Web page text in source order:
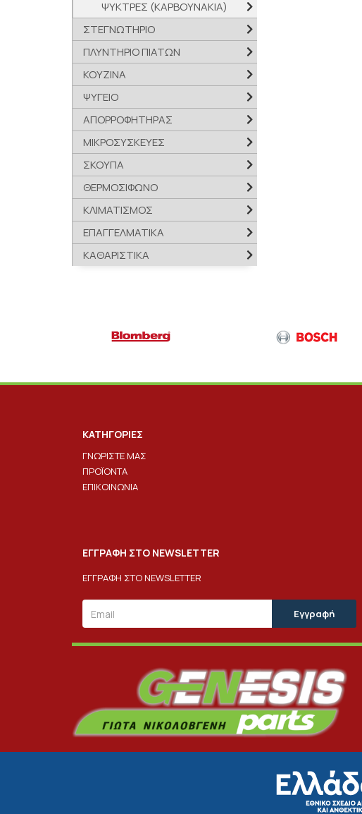
ΨΥΚΤΡΕΣ (ΚΑΡΒΟΥΝΑΚΙΑ)
ΣΤΕΓΝΩΤΗΡΙΟ
ΠΛΥΝΤΗΡΙΟ ΠΙΑΤΩΝ
ΚΟΥΖΙΝΑ
ΨΥΓΕΙΟ
ΑΠΟΡΡΟΦΗΤΗΡΑΣ
ΜΙΚΡΟΣΥΣΚΕΥΕΣ
ΣΚΟΥΠΑ
ΘΕΡΜΟΣΙΦΩΝΟ
ΚΛΙΜΑΤΙΣΜΟΣ
ΕΠΑΓΓΕΛΜΑΤΙΚΑ
ΚΑΘΑΡΙΣΤΙΚΑ
ΚΑΤΗΓΟΡΙΕΣ
ΓΝΩΡΙΣΤΕ ΜΑΣ
ΠΡΟΪΟΝΤΑ
ΕΠΙΚΟΙΝΩΝΙΑ
ΕΓΓΡΑΦΗ ΣΤΟ NEWSLETTER
ΕΓΓΡΑΦΗ ΣΤΟ NEWSLETTER